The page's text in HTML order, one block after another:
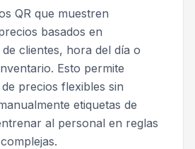
QR que muestren
basados en
clientes, hora del día o
Esto permite
precios flexibles sin
etiquetas de
al personal en reglas